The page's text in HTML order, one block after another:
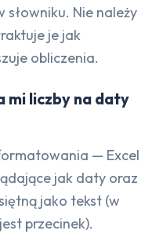
Nie należy
je jak
obliczenia.
mi liczby na daty
— Excel
jak daty oraz
jako tekst (w
przecinek).